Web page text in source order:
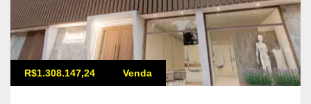
R$1.308.147,24 Venda